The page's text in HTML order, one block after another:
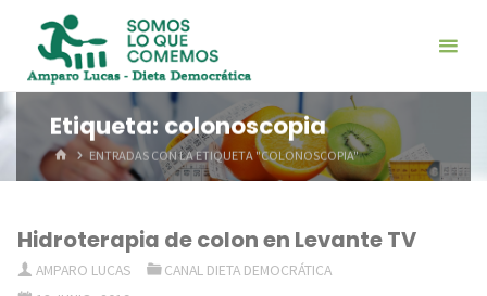
contenido
Etiqueta: colonoscopia
INICIOENTRADAS CON LA ETIQUETA "COLONOSCOPIA"
Hidroterapia de colon en Levante TV
AMPARO LUCAS
CANAL DIETA DEMOCRÁTICA